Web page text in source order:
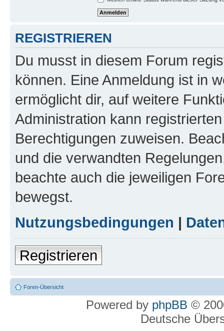
REGISTRIEREN
Du musst in diesem Forum
können. Eine Anmeldung ist in
ermöglicht dir, auf weitere
Administration kann
Berechtigungen zuweisen.
und die verwandten
beachte auch die jeweiligen
bewegst.
Nutzungsbedingungen |
Registrieren
Foren-Übersicht
Powered by phpBB ©
Deutsche